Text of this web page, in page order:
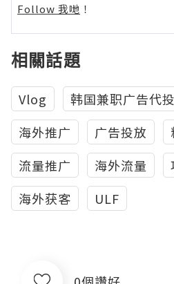
Follow 我哋 ！
相關話題
Vlog 韩国兼职广告代投
海外推广
广告投放
流量推广
海外流量
海外获客
ULF